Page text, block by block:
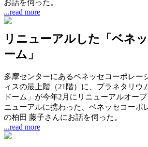
お話を伺った。
...read more
リニューアルした「ベネ
ーム」
多摩センターにあるベネッセコーポレー
ィスの最上階（21階）に、プラネタリウ
ドーム」が今年2月にリニューアルオー
ニューアルに携わった、ベネッセコーポ
の柏田 藤子さんにお話を伺った。
...read more